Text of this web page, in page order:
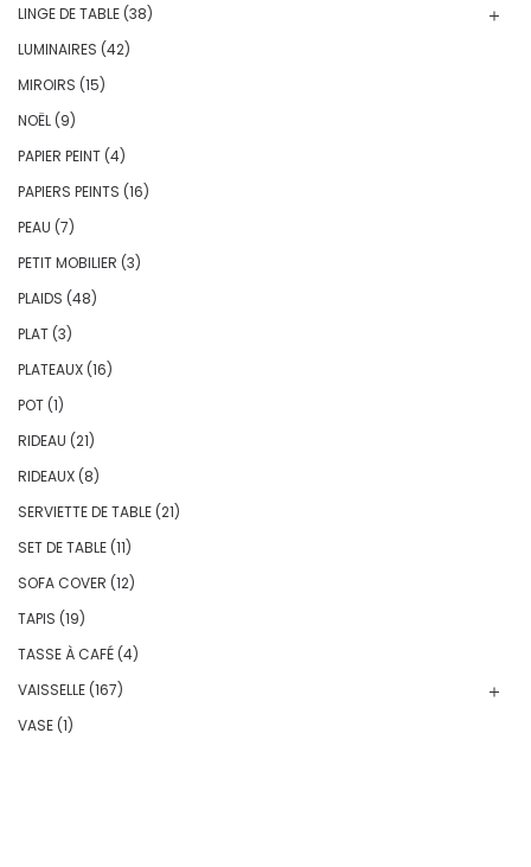
LINGE DE TABLE (38)
LUMINAIRES (42)
MIROIRS (15)
NOËL (9)
PAPIER PEINT (4)
PAPIERS PEINTS (16)
PEAU (7)
PETIT MOBILIER (3)
PLAIDS (48)
PLAT (3)
PLATEAUX (16)
POT (1)
RIDEAU (21)
RIDEAUX (8)
SERVIETTE DE TABLE (21)
SET DE TABLE (11)
SOFA COVER (12)
TAPIS (19)
TASSE À CAFÉ (4)
VAISSELLE (167)
VASE (1)